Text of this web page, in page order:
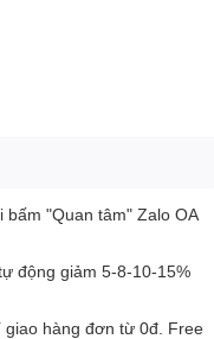
bấm "Quan tâm" Zalo OA
tự động giảm 5-8-10-15%
giao hàng đơn từ 0đ. Free